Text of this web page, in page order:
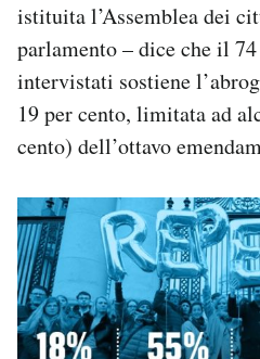
istituita l’Assemblea dei
parlamento – dice che il
intervistati sostiene
19 per cento, limitata ad
cento) dell’ottavo